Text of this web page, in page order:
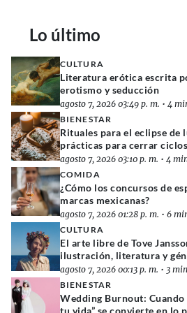
Lo último
CULTURA
Literatura erótica escrita
erotismo y seducción
agosto 7, 2026 03:49 p. m. • 4
BIENESTAR
Rituales para el eclipse de
prácticas para cerrar
agosto 7, 2026 03:10 p. m. • 4
COMIDA
¿Cómo los concursos de
marcas mexicanas?
agosto 7, 2026 01:28 p. m. • 6
CULTURA
El arte libre de Tove
ilustración, literatura y
agosto 7, 2026 00:13 p. m. • 3
BIENESTAR
Wedding Burnout:
tu vida” se convierte en lo